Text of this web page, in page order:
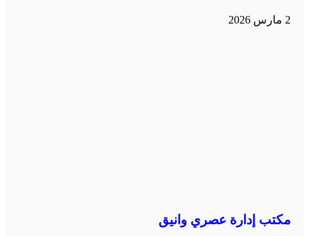
2 مارس 2026
مكتب إدارة عصري وانيق